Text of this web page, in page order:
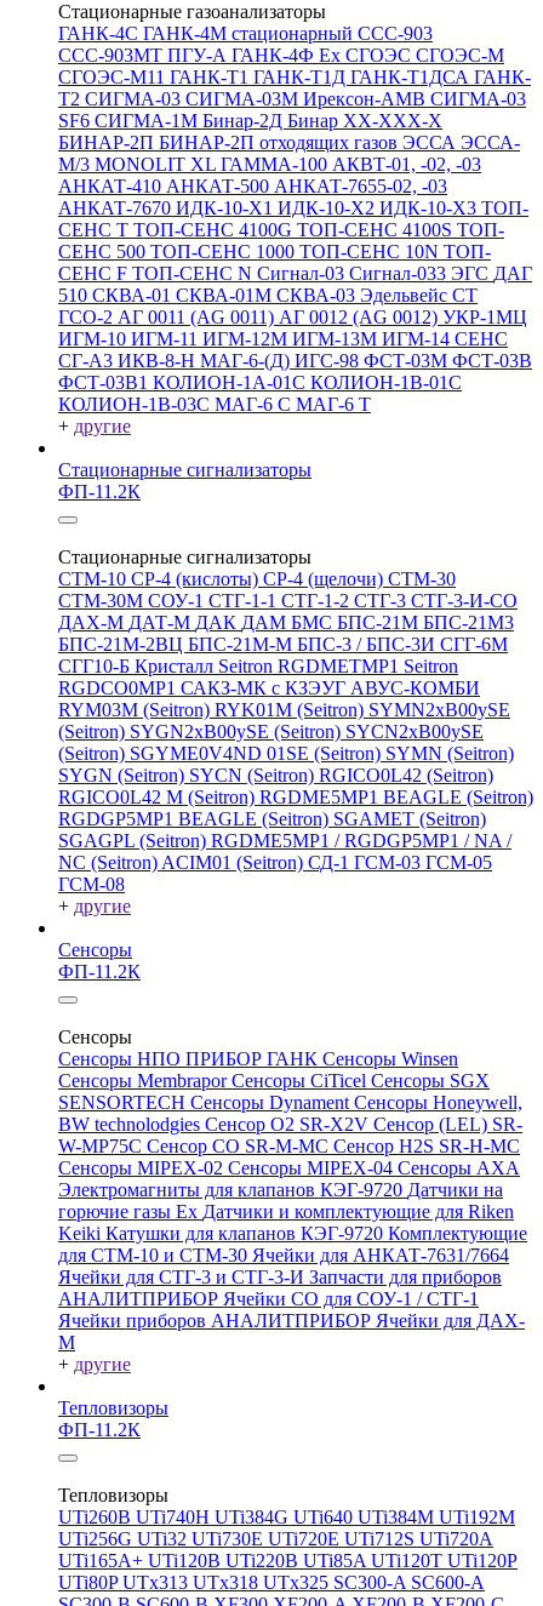
Стационарные газоанализаторы
ГАНК-4С ГАНК-4М стационарный ССС-903
ССС-903МТ ПГУ-А ГАНК-4Ф Ex СГОЭС СГОЭС-М
СГОЭС-М11 ГАНК-Т1 ГАНК-Т1Д ГАНК-Т1ДСА ГАНК-
Т2 СИГМА-03 СИГМА-03М Ирексон-АМВ СИГМА-03
SF6 СИГМА-1М Бинар-2Д Бинар ХХ-ХХХ-Х
БИНАР-2П БИНАР-2П отходящих газов ЭССА ЭССА-
М/3 MONOLIT XL ГАММА-100 АКВТ-01, -02, -03
АНКАТ-410 АНКАТ-500 АНКАТ-7655-02, -03
АНКАТ-7670 ИДК-10-Х1 ИДК-10-Х2 ИДК-10-Х3 ТОП-
СЕНС Т ТОП-СЕНС 4100G ТОП-СЕНС 4100S ТОП-
СЕНС 500 ТОП-СЕНС 1000 ТОП-СЕНС 10N ТОП-
СЕНС F ТОП-СЕНС N Сигнал-03 Сигнал-033 ЭГС ДАГ
510 СКВА-01 СКВА-01М СКВА-03 Эдельвейс СТ
ГСО-2 АГ 0011 (AG 0011) АГ 0012 (AG 0012) УКР-1МЦ
ИГМ-10 ИГМ-11 ИГМ-12М ИГМ-13М ИГМ-14 СЕНС
СГ-А3 ИКВ-8-Н МАГ-6-(Д) ИГС-98 ФСТ-03М ФСТ-03В
ФСТ-03В1 КОЛИОН-1А-01С КОЛИОН-1В-01С
КОЛИОН-1В-03С МАГ-6 С МАГ-6 Т
+ другие
Стационарные сигнализаторы
ФП-11.2К
Стационарные сигнализаторы
СТМ-10 СР-4 (кислоты) СР-4 (щелочи) СТМ-30
СТМ-30М СОУ-1 СТГ-1-1 СТГ-1-2 СТГ-3 СТГ-3-И-CO
ДАХ-М ДАТ-М ДАК ДАМ БМС БПС-21М БПС-21М3
БПС-21М-2ВЦ БПС-21М-М БПС-3 / БПС-3И СГГ-6М
СГГ10-Б Кристалл Seitron RGDMETMP1 Seitron
RGDCO0MP1 САКЗ-МК с КЗЭУГ АВУС-КОМБИ
RYM03M (Seitron) RYK01M (Seitron) SYMN2хB00ySE
(Seitron) SYGN2xB00ySE (Seitron) SYCN2xB00ySE
(Seitron) SGYME0V4ND 01SE (Seitron) SYMN (Seitron)
SYGN (Seitron) SYCN (Seitron) RGICO0L42 (Seitron)
RGICO0L42 M (Seitron) RGDME5MP1 BEAGLE (Seitron)
RGDGP5MP1 BEAGLE (Seitron) SGAMET (Seitron)
SGAGPL (Seitron) RGDME5MP1 / RGDGP5MP1 / NA /
NC (Seitron) ACIM01 (Seitron) СД-1 ГСМ-03 ГСМ-05
ГСМ-08
+ другие
Сенсоры
ФП-11.2К
Сенсоры
Сенсоры НПО ПРИБОР ГАНК Сенсоры Winsen
Сенсоры MembraporСенсоры CiTicel Сенсоры SGX
SENSORTECH Сенсоры Dynament Сенсоры Honeywell,
BW technolodgies Сенсор O2 SR-X2V Сенсор (LEL) SR-
W-MP75C Сенсор CO SR-M-MC Сенсор H2S SR-H-MC
Сенсоры MIPEX-02 Сенсоры MIPEX-04 Сенсоры АХА
Электромагниты для клапанов КЭГ-9720 Датчики на
горючие газы Ex Датчики и комплектующие для Riken
Keiki Катушки для клапанов КЭГ-9720 Комплектующие
для СТМ-10 и СТМ-30 Ячейки для АНКАТ-7631/7664
Ячейки для СТГ-3 и СТГ-3-И Запчасти для приборов
АНАЛИТПРИБОР Ячейки CO для СОУ-1 / СТГ-1
Ячейки приборов АНАЛИТПРИБОР Ячейки для ДАХ-
М
+ другие
Тепловизоры
ФП-11.2К
Тепловизоры
UTi260В UTi740H UTi384G UTi640 UTi384M UTi192M
UTi256G UTi32 UTi730E UTi720E UTi712S UTi720A
UTi165A+ UTi120B UTi220B UTi85A UTi120T UTi120P
UTi80PUTx313 UTx318 UTx325 SC300-A SC600-A